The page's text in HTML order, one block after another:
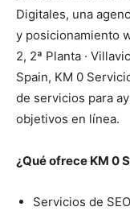
Digitales, una
y posicionamiento
2, 2ª Planta ·
Spain, KM 0
de servicios para
objetivos en línea.
¿Qué ofrece KM 0
Servicios de